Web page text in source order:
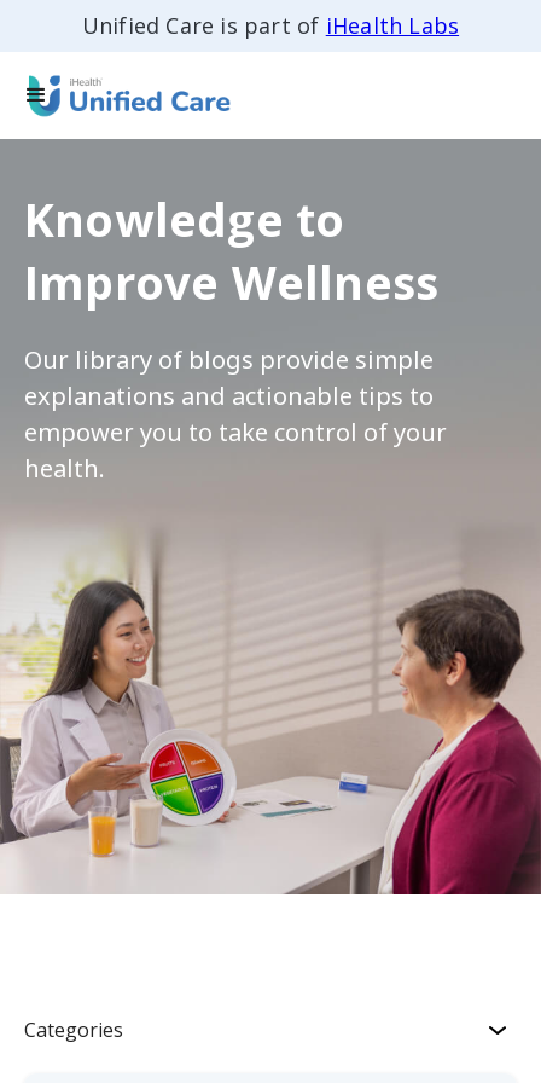
Unified Care is part of iHealth Labs
Knowledge to
Improve Wellness
Our library of blogs provide simple
explanations and actionable tips to
empower you to take control of your
health.
Categories